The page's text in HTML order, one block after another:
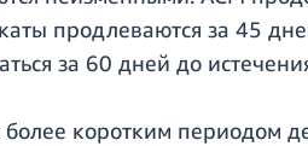
продлеваются за 45
за 60 дней до
более коротким периодом